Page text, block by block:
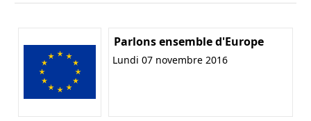
Parlons ensemble d'Europe
Lundi 07 novembre 2016